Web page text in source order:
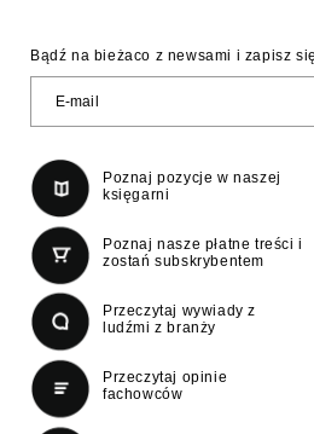
Bądź na bieżaco z newsami i zapisz
Poznaj pozycje w naszej
księgarni
Poznaj nasze płatne treści i
zostań subskrybentem
Przeczytaj wywiady z
ludźmi z branży
Przeczytaj opinie
fachowców